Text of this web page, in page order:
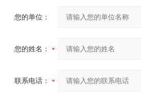
您的单位：
您的姓名：
联系电话：